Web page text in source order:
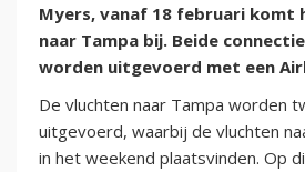
Myers, vanaf 18 februari komt
naar Tampa bij. Beide
worden uitgevoerd met een
De vluchten naar Tampa worden
uitgevoerd, waarbij de vluchten
in het weekend plaatsvinden. Op